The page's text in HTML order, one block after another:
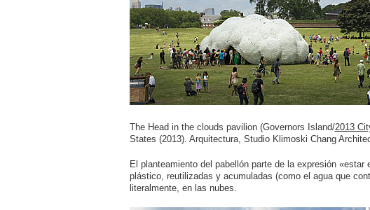
The Head in the clouds pavilion (Governors Island/2013
States (2013). Arquitectura, Studio Klimoski Chang
El planteamiento del pabellón parte de la expresión
plástico, reutilizadas y acumuladas (como el agua que
literalmente, en las nubes.